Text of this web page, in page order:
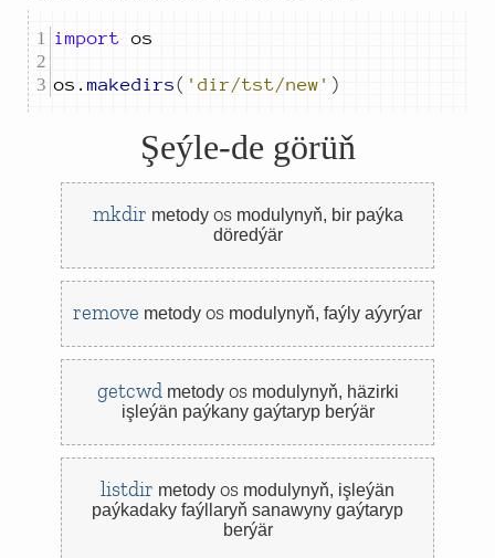
import
os . makedirs( 'dir/tst/new' )
Şeýle-de görüň
mkdir metody osmodulynyň, bir paýka
döredýär
remove metody os modulynyň, faýly aýyrýar
getcwd metody osmodulynyň, häzirki
işleýän paýkany gaýtaryp berýär
listdir metody os modulynyň, işleýän
paýkadaky faýllaryň sanawyny gaýtaryp
berýär